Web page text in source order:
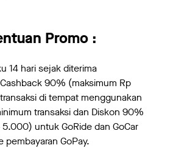
Promo :
14 hari sejak diterima
90% (maksimum Rp
di tempat menggunakan
transaksi dan Diskon 90%
untuk GoRide dan GoCar
GoPay.